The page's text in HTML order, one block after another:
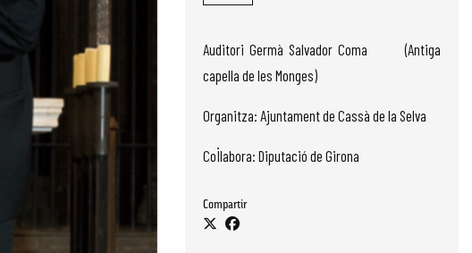
Auditori Germà Salvador Coma (Antiga
capella de les Monges)
Organitza: Ajuntament de Cassà de la Selva
Col·labora: Diputació de Girona
Compartir